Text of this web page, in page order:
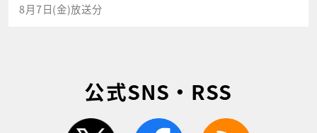
8月7日(金)放送分
公式SNS・RSS
twitter facebook